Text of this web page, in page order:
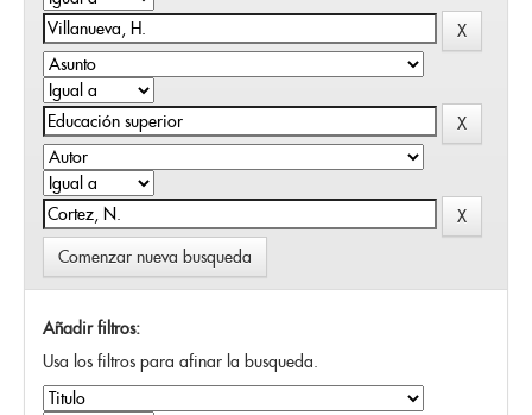
Comenzar nueva busqueda
Añadir filtros:
Usa los filtros para afinar la busqueda.